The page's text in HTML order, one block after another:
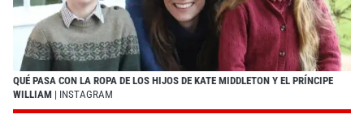
QUÉ PASA CON LA ROPA DE LOS HIJOS DE KATE MIDDLETON Y EL PRÍNCIPE
WILLIAM | INSTAGRAM